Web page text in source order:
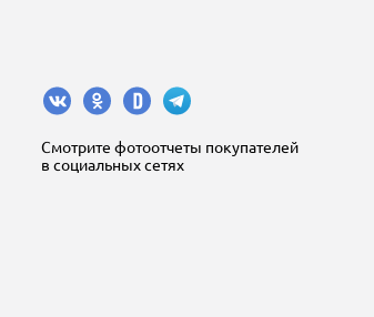
Cмотрите фотоотчеты покупателей
в социальных сетях